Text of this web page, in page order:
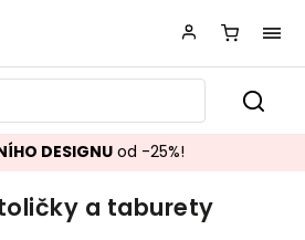
DESIGNUod -25%!
a taburety